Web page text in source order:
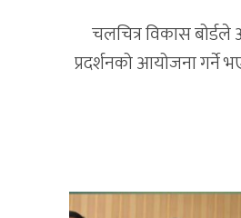
चलचित्र विकास
प्रदर्शनको आयोजना गर्ने